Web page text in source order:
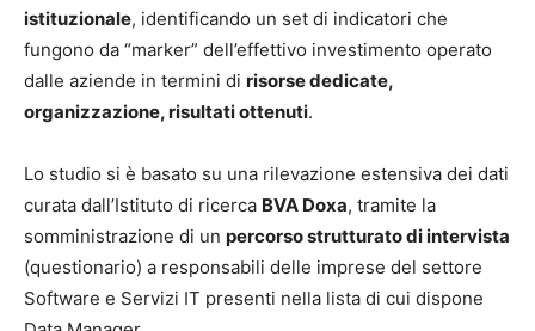
istituzionale, identificando un set di indicatori che
fungono da “marker” dell’effettivo investimento operato
dalle aziende in termini di risorse dedicate,
organizzazione, risultati ottenuti.
Lo studio si è basato su una rilevazione estensiva dei dati
curata dall’Istituto di ricerca BVA Doxa, tramite la
somministrazione di un percorso strutturato di intervista
(questionario) a responsabili delle imprese del settore
Software e Servizi IT presenti nella lista di cui dispone